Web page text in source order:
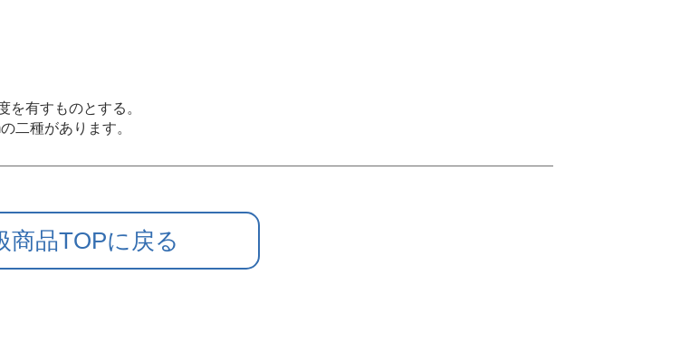
有すものとする。
二種があります。
商品TOPに戻る